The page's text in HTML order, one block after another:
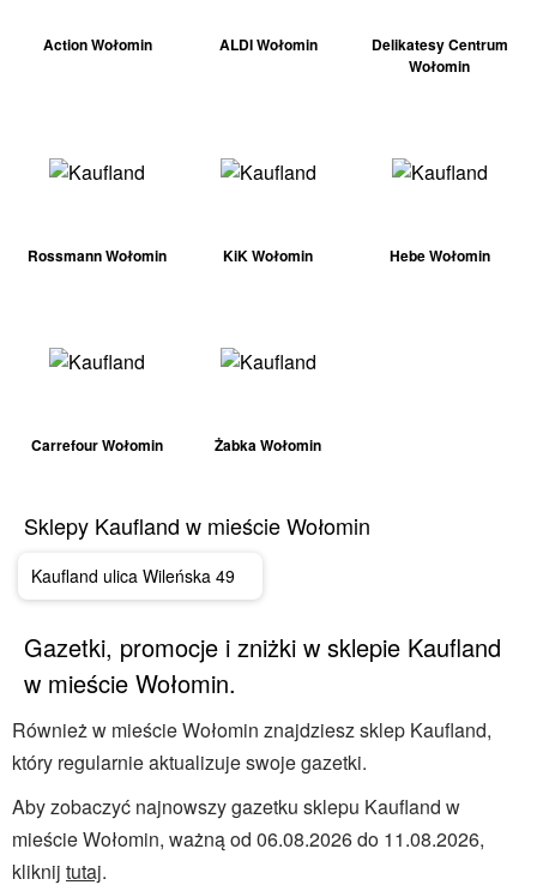
Action Wołomin ALDI Wołomin
Delikatesy Centrum
Wołomin
Rossmann Wołomin KiK Wołomin Hebe Wołomin
Carrefour Wołomin Żabka Wołomin
Sklepy Kaufland w mieście Wołomin
Kaufland ulica Wileńska 49
Gazetki, promocje i zniżki w sklepie Kaufland
w mieście Wołomin.
Również w mieście Wołomin znajdziesz sklep Kaufland,
który regularnie aktualizuje swoje gazetki.
Aby zobaczyć najnowszy gazetku sklepu Kaufland w
mieście Wołomin, ważną od 06.08.2026 do 11.08.2026,
kliknij tutaj.